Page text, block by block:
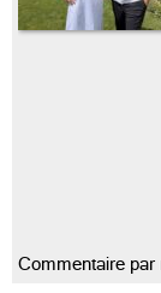
Commentaire par